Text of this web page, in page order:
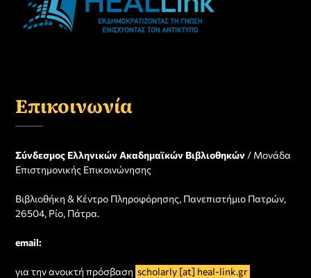
Επικοινωνία
Σύνδεσμος Ελληνικών Ακαδημαϊκών Βιβλιοθηκών / Μονάδα
Επιστημονικής Επικοινώνησης
Βιβλιοθήκη & Κέντρο Πληροφόρησης, Πανεπιστήμιο Πατρών,
26504, Ρίο, Πάτρα.
email:
για την ανοικτή πρόσβαση scholarly [at] heal-link.gr